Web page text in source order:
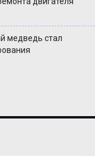
медведь стал